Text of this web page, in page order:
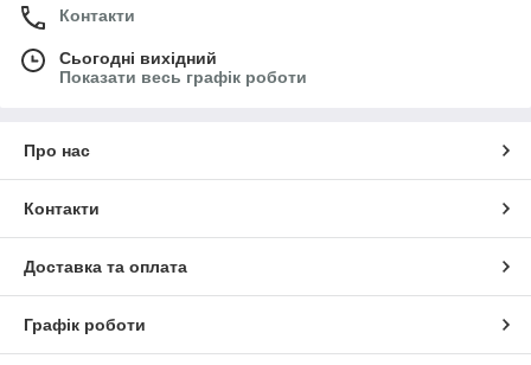
Контакти
Сьогодні вихідний
Показати весь графік роботи
Про нас
Контакти
Доставка та оплата
Графік роботи